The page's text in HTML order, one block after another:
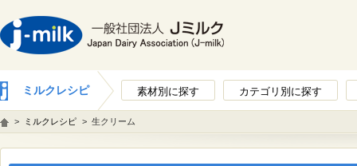
ミルクレシピ 素材別に探す カテゴリ別に探す
> ミルクレシピ > 生クリーム